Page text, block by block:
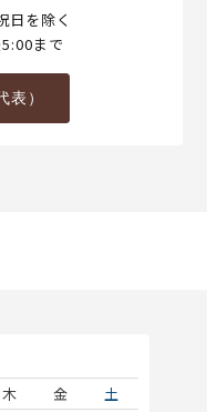
日を除く
まで
）
木 金
土